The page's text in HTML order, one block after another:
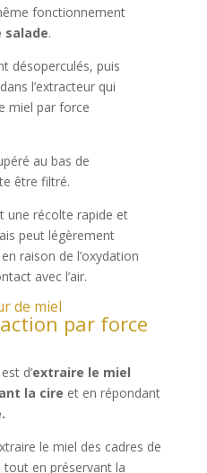
fonctionnement
salade.
désoperculés, puis
l’extracteur qui
miel par force
au bas de
être filtré.
une récolte rapide et
peut légèrement
raison de l’oxydation
avec l’air.
de miel
par force
d’extraire le miel
la cire et en répondant
le miel des cadres de
en préservant la